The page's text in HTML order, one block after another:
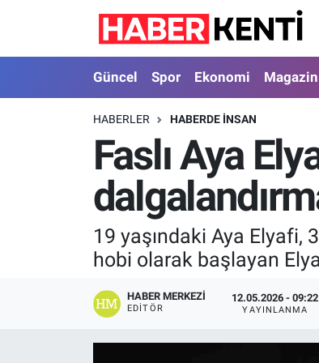
Güncel Spor Ekonomi Magazin
HABERLER HABERDE INSAN
Faslı Aya
19 yaşındaki Aya Elyafi,
hobi olarak başlayan
HABER MERKEZI
EDITÖR
12.05.2026 - 09:22
YAYINLANMA
Güncel
Spor
Ekonomi
Magazin
Nöbetçi Eczaneler
Hava Durumu
İstanbul Namaz Vakitleri
Trafik Durumu
Süper Lig Puan Durumu ve Fikstür
Tüm Manşetler
Son Dakika Haberleri